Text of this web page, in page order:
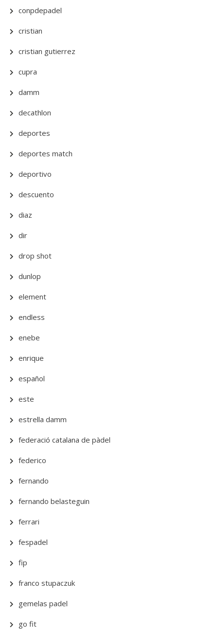
conpdepadel
cristian
cristian gutierrez
cupra
damm
decathlon
deportes
deportes match
deportivo
descuento
diaz
dir
drop shot
dunlop
element
endless
enebe
enrique
español
este
estrella damm
federació catalana de pàdel
federico
fernando
fernando belasteguin
ferrari
fespadel
fip
franco stupaczuk
gemelas padel
go fit